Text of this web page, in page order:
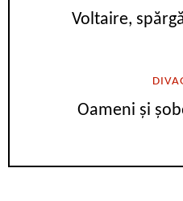
Voltaire,
Oameni și